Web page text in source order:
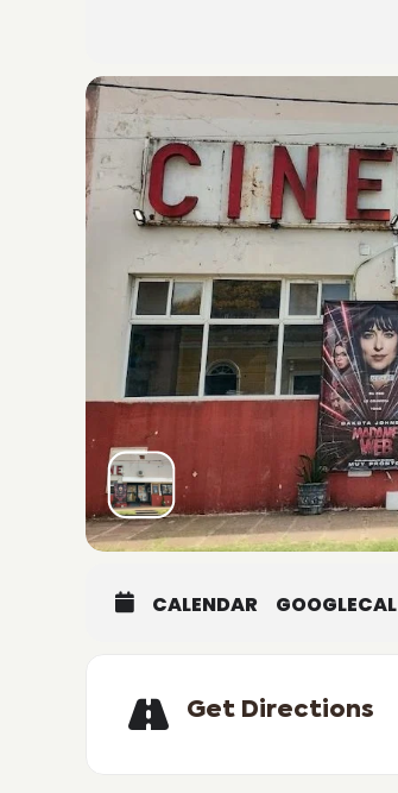
CALENDAR GOOGLECAL
Get Directions